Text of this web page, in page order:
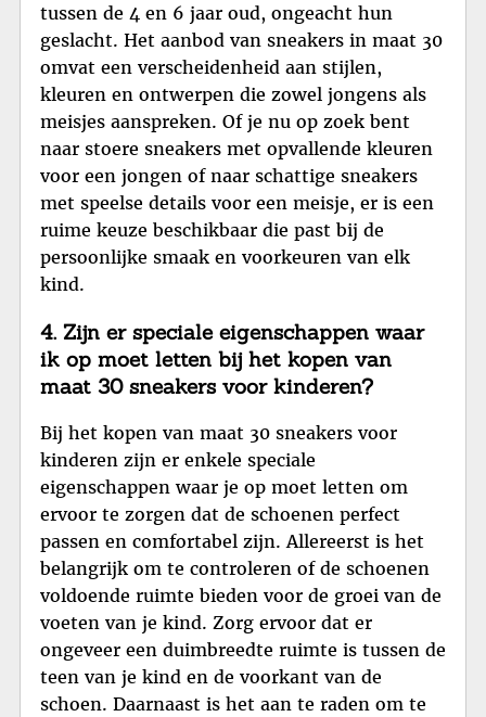
tussen de 4 en 6 jaar oud, ongeacht hun
geslacht. Het aanbod van sneakers in maat 30
omvat een verscheidenheid aan stijlen,
kleuren en ontwerpen die zowel jongens als
meisjes aanspreken. Of je nu op zoek bent
naar stoere sneakers met opvallende kleuren
voor een jongen of naar schattige sneakers
met speelse details voor een meisje, er is een
ruime keuze beschikbaar die past bij de
persoonlijke smaak en voorkeuren van elk
kind.
4. Zijn er speciale eigenschappen waar
ik op moet letten bij het kopen van
maat 30 sneakers voor kinderen?
Bij het kopen van maat 30 sneakers voor
kinderen zijn er enkele speciale
eigenschappen waar je op moet letten om
ervoor te zorgen dat de schoenen perfect
passen en comfortabel zijn. Allereerst is het
belangrijk om te controleren of de schoenen
voldoende ruimte bieden voor de groei van de
voeten van je kind. Zorg ervoor dat er
ongeveer een duimbreedte ruimte is tussen de
teen van je kind en de voorkant van de
schoen. Daarnaast is het aan te raden om te